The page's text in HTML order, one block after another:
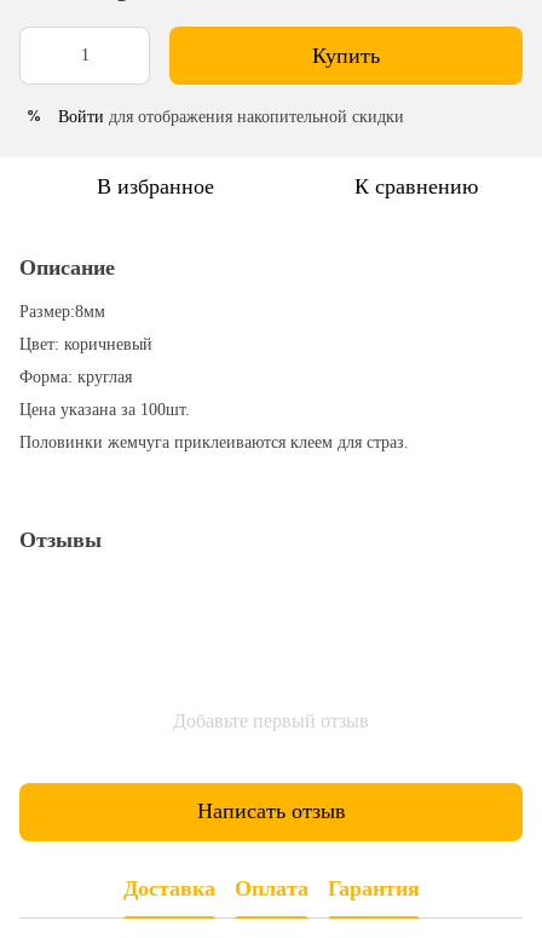
Купить
% Войти для отображения накопительной скидки
В избранное К сравнению
Описание
Размер:8мм
Цвет: коричневый
Форма: круглая
Цена указана за 100шт.
Половинки жемчуга приклеиваются клеем для страз.
Отзывы
Добавьте первый отзыв
Написать отзыв
Доставка Оплата Гарантия